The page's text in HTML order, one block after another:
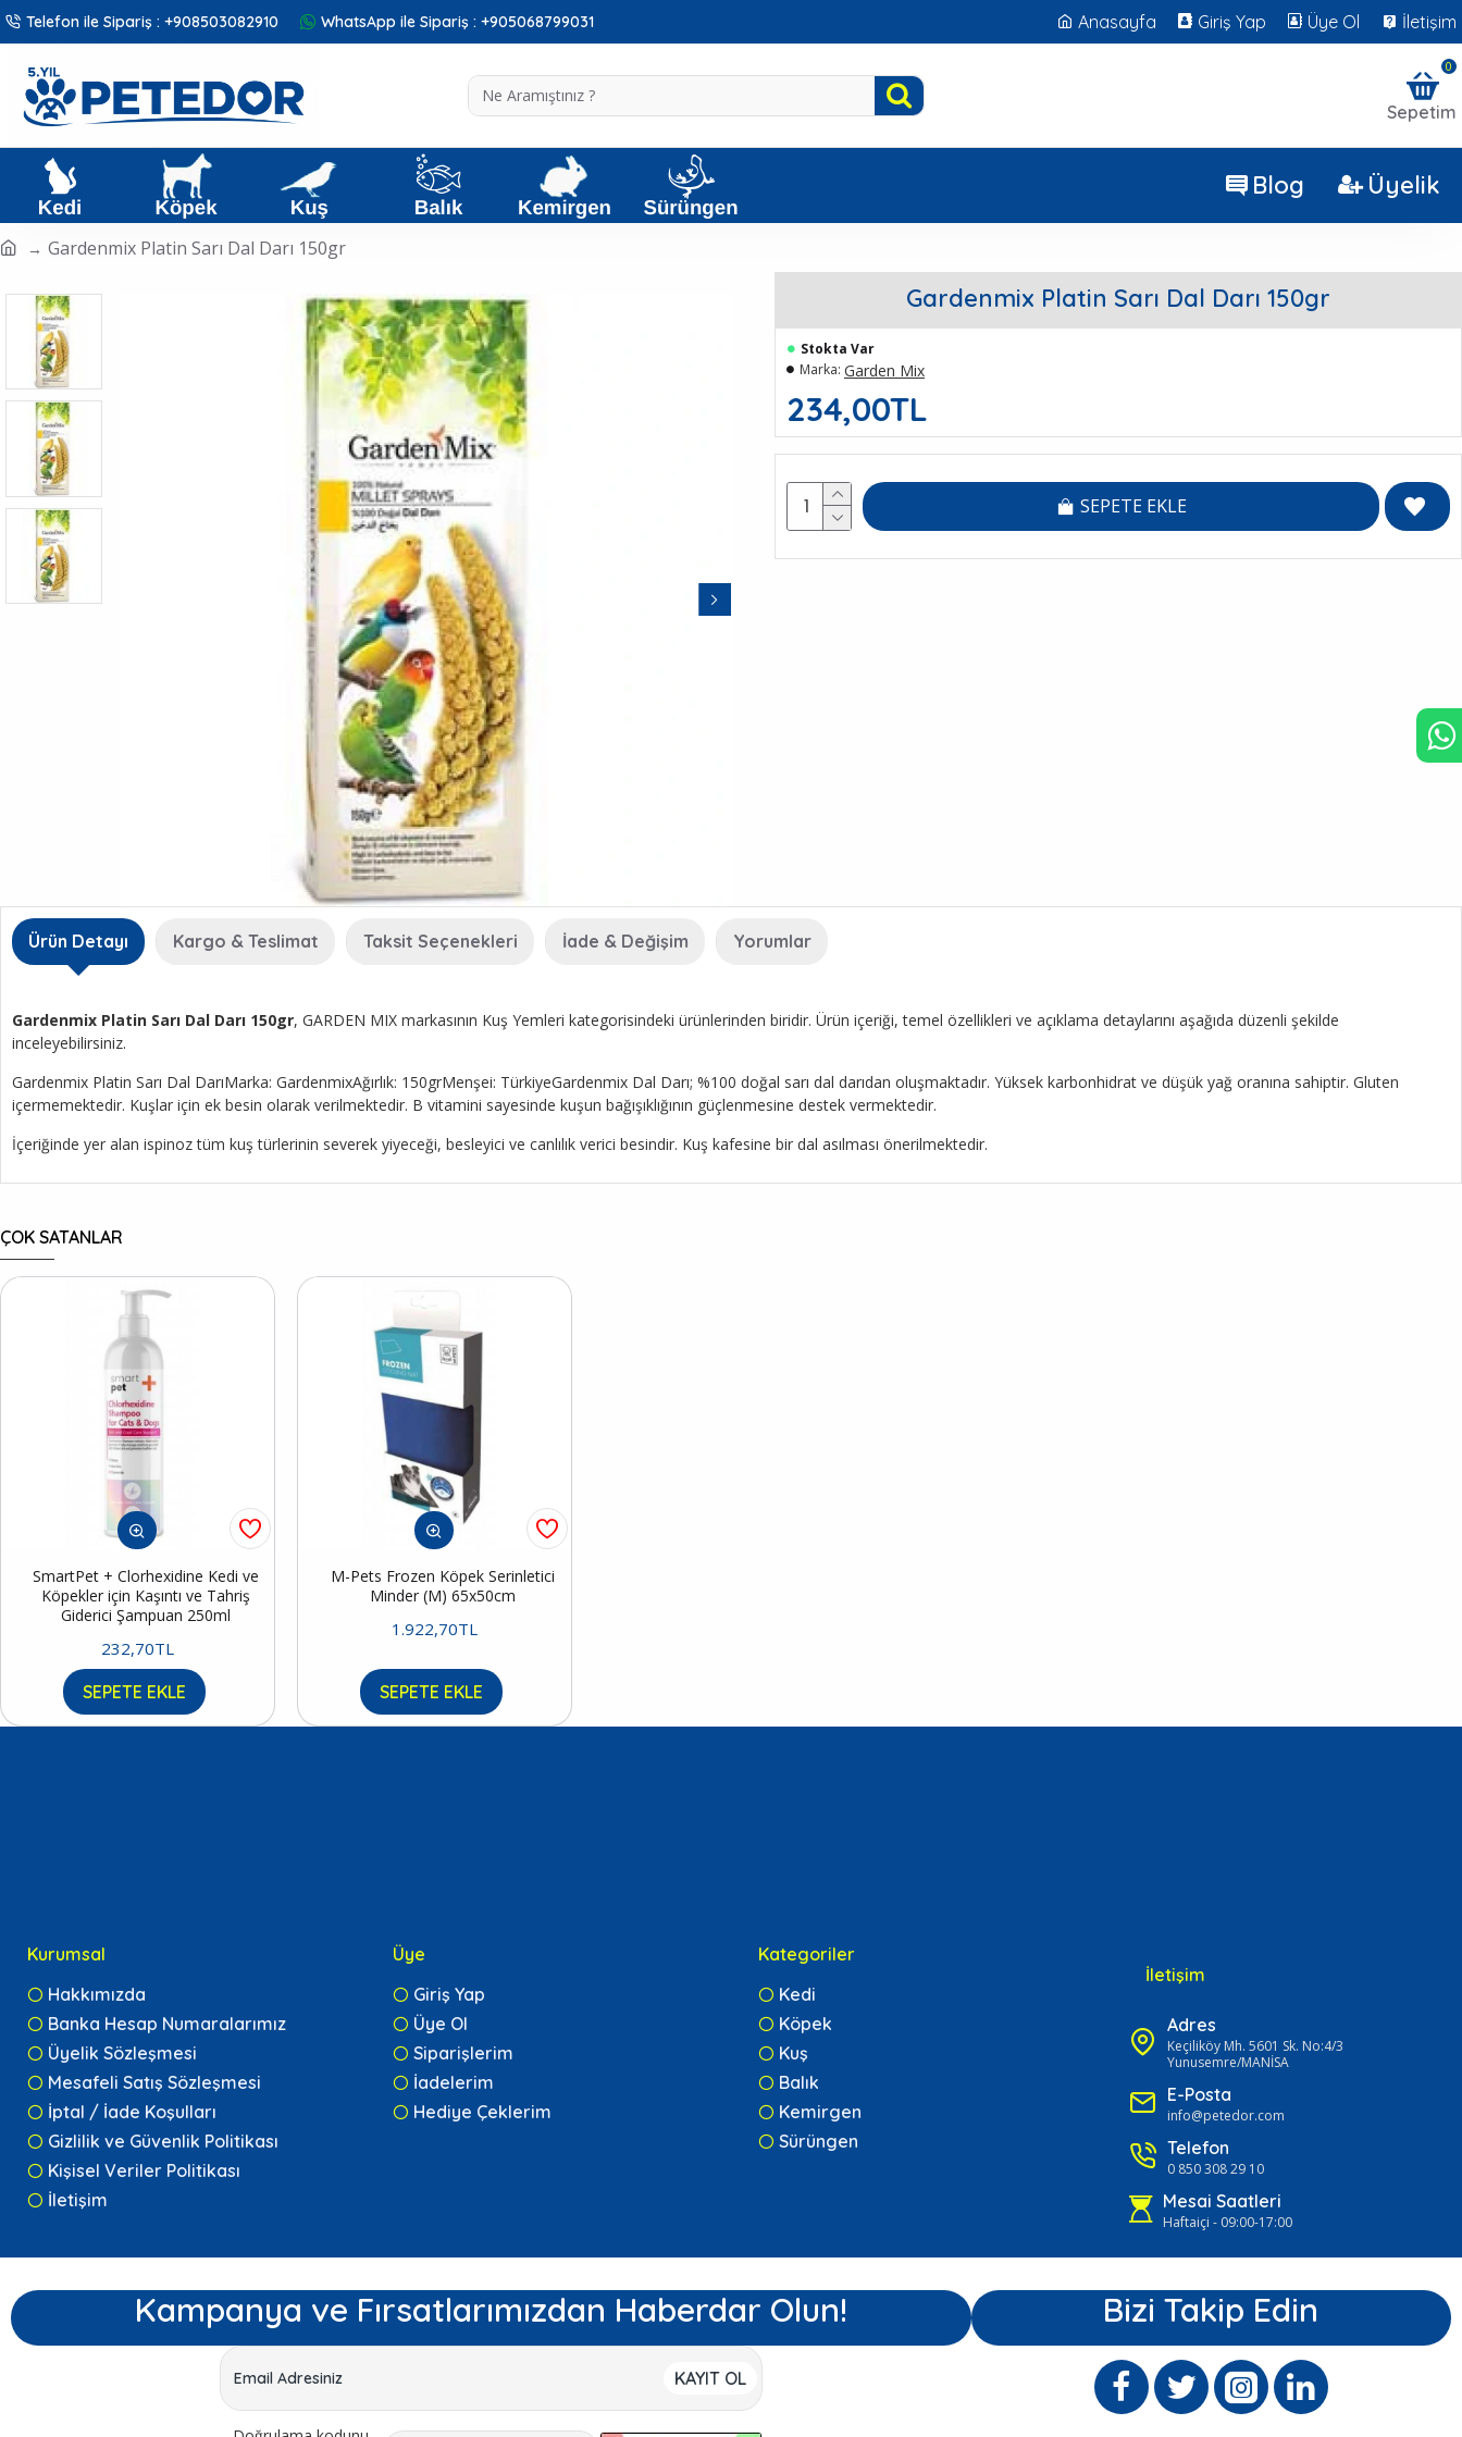
Telefon ile Sipariş : +908503082910 WhatsApp ile Sipariş : +905068799031 Anasayfa Giriş Yap Üye Ol İletişim
Sepetim
0
Blog Üyelik
Gardenmix Platin Sarı Dal Darı 150gr
Gardenmix Platin Sarı Dal Darı 150gr
234,00TL
Stokta Var
Marka: Garden Mix
SEPETE EKLE
Ürün Detayı Kargo & Teslimat Taksit Seçenekleri İade & Değişim Yorumlar
Gardenmix Platin Sarı Dal Darı 150gr, GARDEN MIX markasının Kuş Yemleri kategorisindeki ürünlerinden biridir. Ürün içeriği, temel özellikleri ve açıklama detaylarını aşağıda düzenli şekilde
inceleyebilirsiniz.
Gardenmix Platin Sarı Dal DarıMarka: GardenmixAğırlık: 150grMenşei: TürkiyeGardenmix Dal Darı; %100 doğal sarı dal darıdan oluşmaktadır. Yüksek karbonhidrat ve düşük yağ oranına sahiptir. Gluten
içermemektedir. Kuşlar için ek besin olarak verilmektedir. B vitamini sayesinde kuşun bağışıklığının güçlenmesine destek vermektedir.
İçeriğinde yer alan ispinoz tüm kuş türlerinin severek yiyeceği, besleyici ve canlılık verici besindir. Kuş kafesine bir dal asılması önerilmektedir.
ÇOK SATANLAR
SmartPet + Clorhexidine Kedi ve
Köpekler için Kaşıntı ve Tahriş
Giderici Şampuan 250ml
232,70TL
SEPETE EKLE
M-Pets Frozen Köpek Serinletici
Minder (M) 65x50cm
1.922,70TL
SEPETE EKLE
Kurumsal
Hakkımızda
Banka Hesap Numaralarımız
Üyelik Sözleşmesi
Mesafeli Satış Sözleşmesi
İptal / İade Koşulları
Gizlilik ve Güvenlik Politikası
Kişisel Veriler Politikası
İletişim
Üye
Giriş Yap
Üye Ol
Siparişlerim
İadelerim
Hediye Çeklerim
Kategoriler
Kedi
Köpek
Kuş
Balık
Kemirgen
Sürüngen
İletişim
Adres
Keçiliköy Mh. 5601 Sk. No:4/3
Yunusemre/MANİSA
E-Posta
info@petedor.com
Telefon
0 850 308 29 10
Mesai Saatleri
Haftaiçi - 09:00-17:00
Kampanya ve Fırsatlarımızdan Haberdar Olun!
KAYIT OL
Bizi Takip Edin